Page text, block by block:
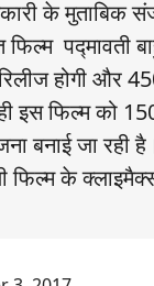
के मुताबिक
फिल्म पद्मावती
रिलीज होगी और
इस फिल्म को
बनाई जा रही
फिल्म के